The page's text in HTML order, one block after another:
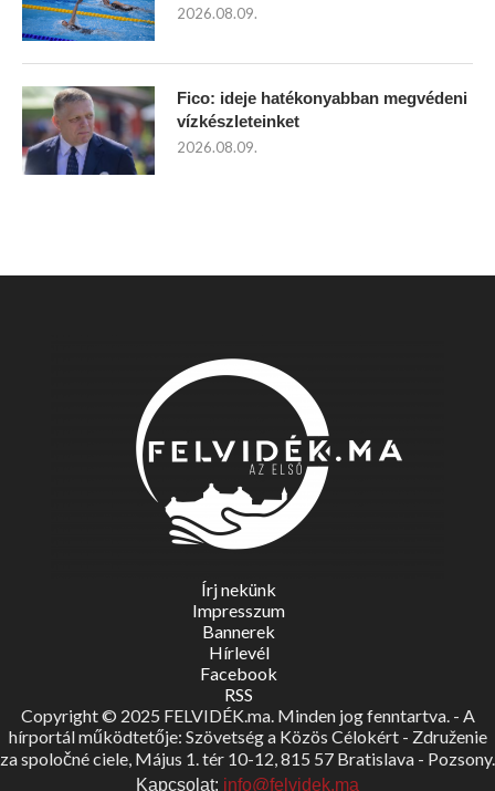
2026.08.09.
Fico: ideje hatékonyabban megvédeni
vízkészleteinket
2026.08.09.
Írj nekünk
Impresszum
Bannerek
Hírlevél
Facebook
RSS
Copyright © 2025 FELVIDÉK.ma. Minden jog fenntartva. - A
hírportál működtetője: Szövetség a Közös Célokért - Združenie
za spoločné ciele, Május 1. tér 10-12, 815 57 Bratislava - Pozsony.
Kapcsolat: info@felvidek.ma